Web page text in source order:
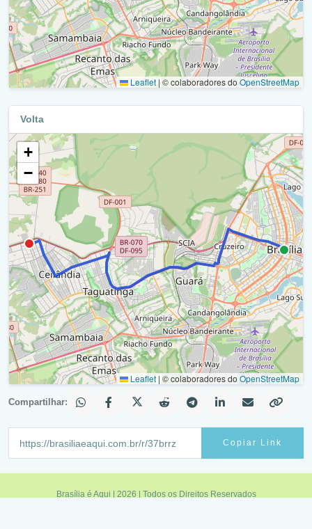
Leaflet | © colaboradores doOpenStreetMap
Volta
+
−
Leaflet | © colaboradores do OpenStreetMap
Compartilhar:
Copiar Link
Brasília é Aqui | 2026 | Todos os Direitos Reservados